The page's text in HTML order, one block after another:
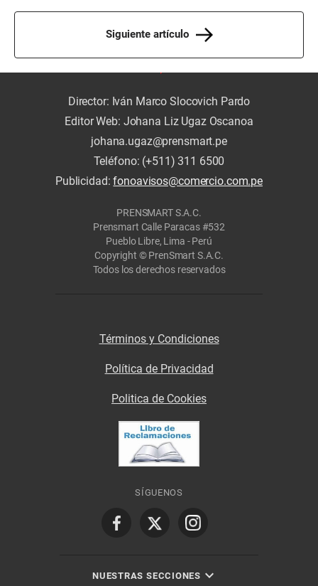
Siguiente artículo
Director: Iván Marco Slocovich Pardo
Editor Web: Johana Liz Ugaz Oscanoa
johana.ugaz@prensmart.pe
Teléfono: (+511) 311 6500
Publicidad:fonoavisos@comercio.com.pe
PRENSMART S.A.C.
Prensmart Calle Paracas #532
Pueblo Libre, Lima - Perú
Copyright © PrenSmart S.A.C.
Todos los derechos reservados
Términos y Condiciones
Política de Privacidad
Politica de Cookies
SÍGUENOS
NUESTRAS SECCIONES